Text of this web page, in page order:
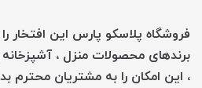
فروشگاه پلاسکو پارس این افتخار
برندهای محصولات منزل ،
، این امکان را به مشتریان محترم